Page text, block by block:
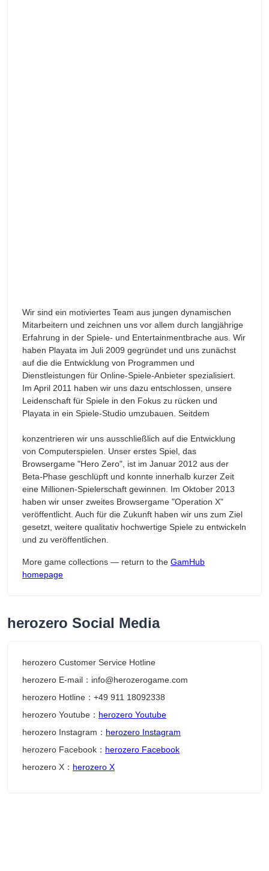
Wir sind ein motiviertes Team aus jungen dynamischen
Mitarbeitern und zeichnen uns vor allem durch langjährige
Erfahrung in der Spiele- und Entertainmentbrache aus. Wir
haben Playata im Juli 2009 gegründet und uns zunächst
auf die die Entwicklung von Programmen und
Dienstleistungen für Online-Spiele-Anbieter spezialisiert.
Im April 2011 haben wir uns dazu entschlossen, unsere
Leidenschaft für Spiele in den Fokus zu rücken und
Playata in ein Spiele-Studio umzubauen. Seitdem
konzentrieren wir uns ausschließlich auf die Entwicklung
von Computerspielen. Unser erstes Spiel, das
Browsergame "Hero Zero", ist im Januar 2012 aus der
Beta-Phase geschlüpft und konnte innerhalb kurzer Zeit
eine Millionen-Spielerschaft gewinnen. Im Oktober 2013
haben wir unser zweites Browsergame "Operation X"
veröffentlicht. Auch für die Zukunft haben wir uns zum Ziel
gesetzt, weitere qualitativ hochwertige Spiele zu entwickeln
und zu veröffentlichen.
More game collections — return to the GamHub
homepage
herozero Social Media
herozero Customer Service Hotline
herozero E-mail：info@herozerogame.com
herozero Hotline：+49 911 18092338
herozero Youtube： herozero Youtube
herozero Instagram： herozero Instagram
herozero Facebook： herozero Facebook
herozero X： herozero X